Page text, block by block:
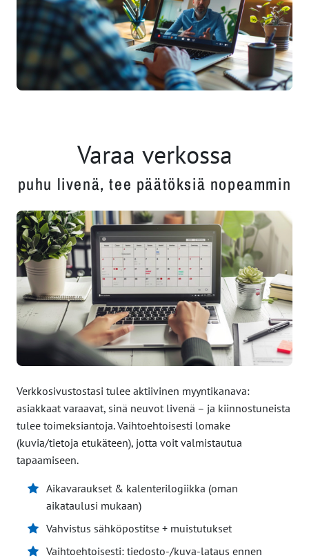
Varaa verkossa
puhu livenä, tee päätöksiä nopeammin
Verkkosivustostasi tulee aktiivinen myyntikanava:
asiakkaat varaavat, sinä neuvot livenä – ja kiinnostuneista
tulee toimeksiantoja. Vaihtoehtoisesti lomake
(kuvia/tietoja etukäteen), jotta voit valmistautua
tapaamiseen.
Aikavaraukset & kalenterilogiikka (oman
aikataulusi mukaan)
Vahvistus sähköpostitse + muistutukset
Vaihtoehtoisesti: tiedosto-/kuva-lataus ennen